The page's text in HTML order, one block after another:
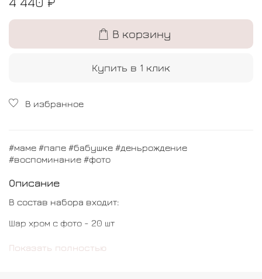
В корзину
Купить в 1 клик
В избранное
#маме #папе #бабушке #деньрождение
#воспоминание #фото
Описание
В состав набора входит:
Шар хром с фото - 20 шт
Стоимость печати фото входит в набор !)
Показать полностью